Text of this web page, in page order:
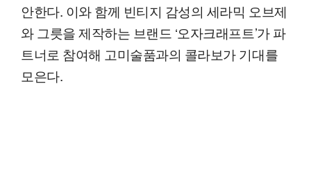
안한다. 이와 함께 빈티지 감성의 세라믹 오브제
와 그릇을 제작하는 브랜드 ‘오자크래프트’가 파
트너로 참여해 고미술품과의 콜라보가 기대를
모은다.